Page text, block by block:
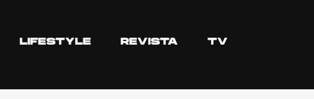
LIFESTYLE REVISTA TV